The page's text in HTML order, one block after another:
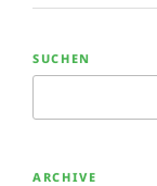
SUCHEN
ARCHIVE